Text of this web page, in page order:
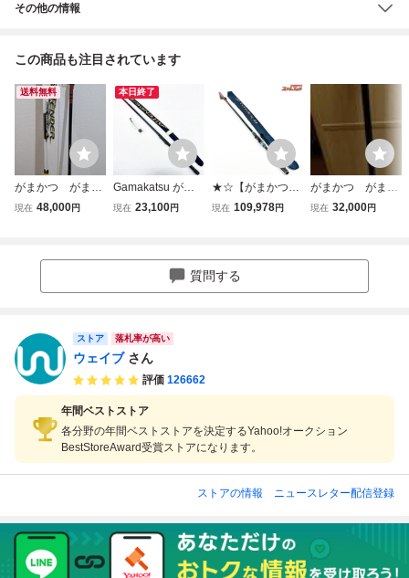
その他の情報
この商品も注目されています
送料無料
がまかつ がま
磯 アテンダー
現在 48,000円
本日終了
Gamakatsu がま
かつ がま磯 ATTE
現在 23,100円
★☆【がまかつ】
がま磯 アテンダー
メジナ グレ イサ
キ K_164★☆v48
現在 109,978円
がまかつ がま
磯 アテンダー
現在 32,000円
質問する
ストア 落札率が高い
ウェイブ さん
評価 126662
年間ベストストア
各分野の年間ベストストアを決定するYahoo!オークション
BestStoreAward受賞ストアになります。
ストアの情報 ニュースレター配信登録